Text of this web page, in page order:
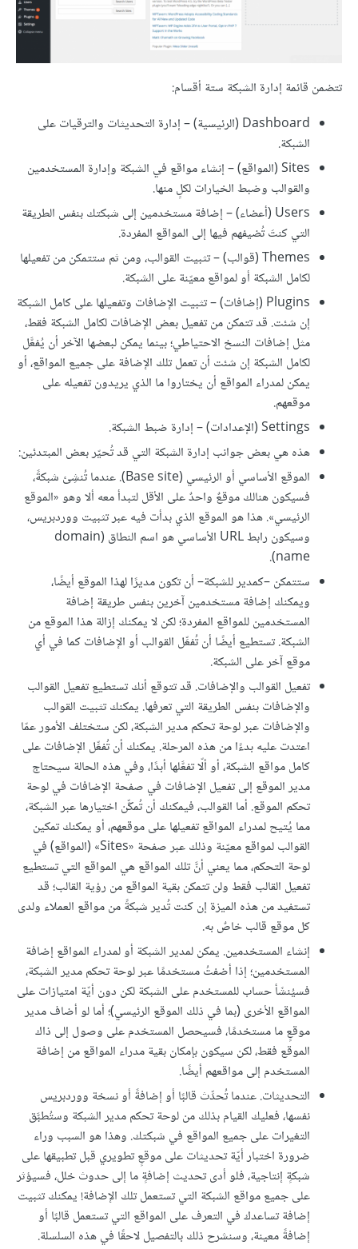
تتضمن قائمة إدارة الشبكة ستة أقسام:
Dashboard (الرئيسية) – إدارة التحديثات والترقيات على
الشبكة.
Sites (المواقع) – إنشاء مواقع في الشبكة وإدارة المستخدمين
والقوالب وضبط الخيارات لكلٍ منها.
Users (أعضاء) – إضافة مستخدمين إلى شبكتك بنفس الطريقة
التي كنتَ تُضيفهم فيها إلى المواقع المفردة.
Themes (قوالب) – تثبيت القوالب، ومن ثم ستتمكن من تفعيلها
لكامل الشبكة أو لمواقع معيّنة على الشبكة.
Plugins (إضافات) – تثبيت الإضافات وتفعيلها على كامل الشبكة
إن شئت. قد تتمكن من تفعيل بعض الإضافات لكامل الشبكة فقط،
مثل إضافات النسخ الاحتياطي؛ بينما يمكن لبعضها الآخر أن يُفعَّل
لكامل الشبكة إن شئت أن تعمل تلك الإضافة على جميع المواقع، أو
يمكن لمدراء المواقع أن يختاروا ما الذي يريدون تفعيله على
موقعهم.
Settings (الإعدادات) – إدارة ضبط الشبكة.
هذه هي بعض جوانب إدارة الشبكة التي قد تُحيّر بعض المبتدئين:
الموقع الأساسي أو الرئيسي (Base site). عندما تُنشِئ شبكةً،
فسيكون هنالك موقعٌ واحدٌ على الأقل لتبدأ معه ألا وهو «الموقع
الرئيسي». هذا هو الموقع الذي بدأت فيه عبر تثبيت ووردبريس،
وسيكون رابط URL الأساسي هو اسم النطاق (domain
name).
ستتمكن –كمدير للشبكة– أن تكون مديرًا لهذا الموقع أيضًا،
ويمكنك إضافة مستخدمين آخرين بنفس طريقة إضافة
المستخدمين للمواقع المفردة؛ لكن لا يمكنك إزالة هذا الموقع من
الشبكة. تستطيع أيضًا أن تُفعِّل القوالب أو الإضافات كما في أي
موقع آخر على الشبكة.
تفعيل القوالب والإضافات. قد تتوقع أنك تستطيع تفعيل القوالب
والإضافات بنفس الطريقة التي تعرفها. يمكنك تثبيت القوالب
والإضافات عبر لوحة تحكم مدير الشبكة، لكن ستختلف الأمور عمّا
اعتدت عليه بدءًا من هذه المرحلة. يمكنك أن تُفعِّل الإضافات على
كامل مواقع الشبكة، أو ألّا تفعَّلها أبدًا، وفي هذه الحالة سيحتاج
مدير الموقع إلى تفعيل الإضافات في صفحة الإضافات في لوحة
تحكم الموقع. أما القوالب، فيمكنك أن تُمكِّن اختيارها عبر الشبكة،
مما يُتيح لمدراء المواقع تفعيلها على موقعهم، أو يمكنك تمكين
القوالب لمواقع معيّنة وذلك عبر صفحة «Sites» (المواقع) في
لوحة التحكم، مما يعني أنَّ تلك المواقع هي المواقع التي تستطيع
تفعيل القالب فقط ولن تتمكن بقية المواقع من رؤية القالب؛ قد
تستفيد من هذه الميزة إن كنت تُدير شبكةً من مواقع العملاء ولدى
كل موقع قالب خاصٌ به.
إنشاء المستخدمين. يمكن لمدير الشبكة أو لمدراء المواقع إضافة
المستخدمين؛ إذا أضفتُ مستخدمًا عبر لوحة تحكم مدير الشبكة،
فسيُنشَأ حساب للمستخدم على الشبكة لكن دون أيّة امتيازات على
المواقع الأخرى (بما في ذلك الموقع الرئيسي)؛ أما لو أضاف مدير
موقعٍ ما مستخدمًا، فسيحصل المستخدم على وصول إلى ذاك
الموقع فقط، لكن سيكون بإمكان بقية مدراء المواقع من إضافة
المستخدم إلى مواقعهم أيضًا.
التحديثات. عندما تُحدِّث قالبًا أو إضافةً أو نسخة ووردبريس
نفسها، فعليك القيام بذلك من لوحة تحكم مدير الشبكة وستُطبَّق
التغيرات على جميع المواقع في شبكتك. وهذا هو السبب وراء
ضرورة اختبار أيّة تحديثات على موقعٍ تطويري قبل تطبيقها على
شبكةٍ إنتاجية، فلو أدى تحديث إضافةٍ ما إلى حدوث خلل، فسيؤثر
على جميع مواقع الشبكة التي تستعمل تلك الإضافة! يمكنك تثبيت
إضافة تساعدك في التعرف على المواقع التي تستعمل قالبًا أو
إضافةً معينة، وسنشرح ذلك بالتفصيل لاحقًا في هذه السلسلة.